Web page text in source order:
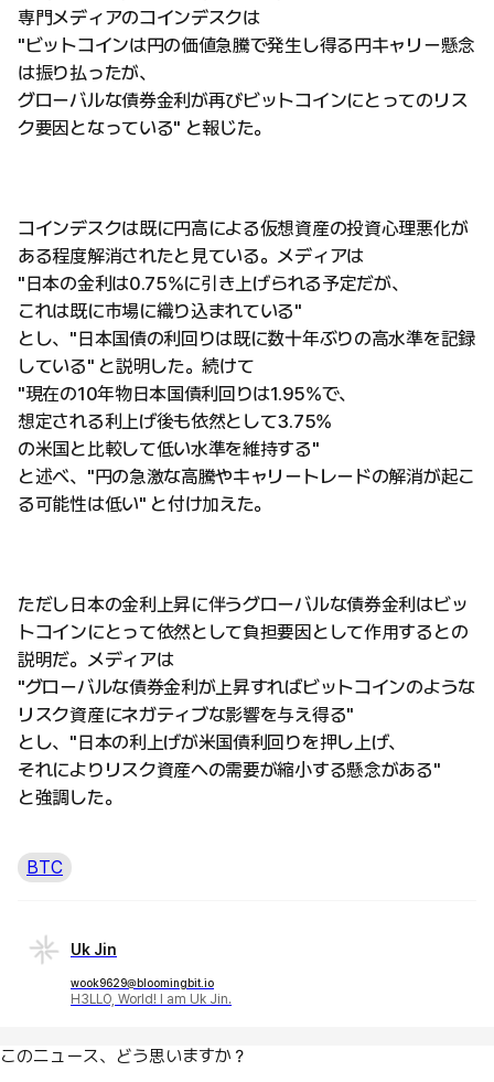
専門メディアのコインデスクは
"ビットコインは円の価値急騰で発生し得る円キャリー懸念
は振り払ったが、
グローバルな債券金利が再びビットコインにとってのリス
ク要因となっている" と報じた。
コインデスクは既に円高による仮想資産の投資心理悪化が
ある程度解消されたと見ている。メディアは
"日本の金利は0.75%に引き上げられる予定だが、
これは既に市場に織り込まれている"
とし、"日本国債の利回りは既に数十年ぶりの高水準を記録
している" と説明した。続けて
"現在の10年物日本国債利回りは1.95%で、
想定される利上げ後も依然として3.75%
の米国と比較して低い水準を維持する"
と述べ、"円の急激な高騰やキャリートレードの解消が起こ
る可能性は低い" と付け加えた。
ただし日本の金利上昇に伴うグローバルな債券金利はビッ
トコインにとって依然として負担要因として作用するとの
説明だ。メディアは
"グローバルな債券金利が上昇すればビットコインのような
リスク資産にネガティブな影響を与え得る"
とし、"日本の利上げが米国債利回りを押し上げ、
それによりリスク資産への需要が縮小する懸念がある"
と強調した。
BTC
Uk Jin
wook9629@bloomingbit.io
H3LLO, World! I am Uk Jin.
このニュース、どう思いますか？